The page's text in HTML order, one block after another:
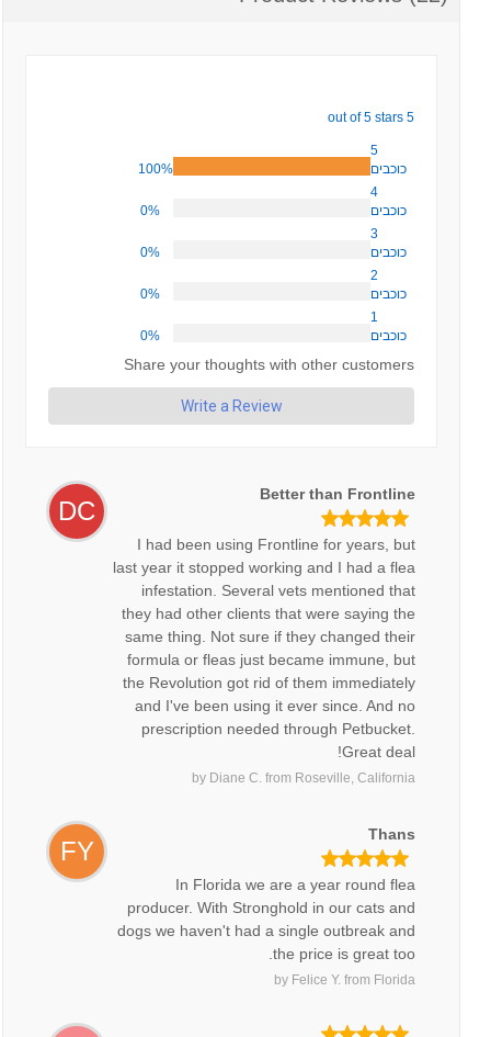
5 out of 5 stars
5
כוכבים
100%
4
כוכבים
0%
3
כוכבים
0%
2
כוכבים
0%
1
כוכבים
0%
Share your thoughts with other customers
Write a Review
DC
Better than Frontline
I had been using Frontline for years, but
last year it stopped working and I had a flea
infestation. Several vets mentioned that
they had other clients that were saying the
same thing. Not sure if they changed their
formula or fleas just became immune, but
the Revolution got rid of them immediately
and I've been using it ever since. And no
prescription needed through Petbucket.
Great deal!
by Diane C. from Roseville, California
FY
Thans
In Florida we are a year round flea
producer. With Stronghold in our cats and
dogs we haven't had a single outbreak and
the price is great too.
by Felice Y. from Florida